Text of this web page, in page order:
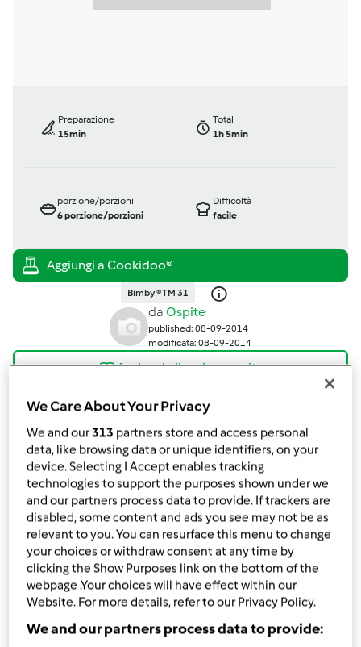
Preparazione
15min
Total
1h 5min
porzione/porzioni
6porzione/porzioni
Difficoltà
facile
Bimby ® TM 31
da Ospite
published: 08-09-2014
modificata: 08-09-2014
Aggiungi alle mie raccolte
condividi la ricetta
Crea variante
Ingredienti
Ad esempio: per l’impasto
100grammiburro
200grammizucchero,(io uso lo zucchero di
We Care About Your Privacy
We and our313 partners store and access personal
data, like browsing data or unique identifiers, on your
device. Selecting I Accept enables tracking
technologies to support the purposes shown under we
and our partners process data to provide. If trackers are
disabled, some content and ads you see may not be as
relevant to you. You can resurface this menu to change
your choices or withdraw consent at any time by
clicking the Show Purposes link on the bottom of the
webpage .Your choices will have effect within our
Website. For more details, refer to our Privacy Policy.
We and our partners process data to provide: